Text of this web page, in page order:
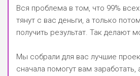
Вся проблема в том, что 99%
тянут с вас деньги, а только
получить результат. Так делают
Мы собрали для вас лучшие
сначала помогут вам